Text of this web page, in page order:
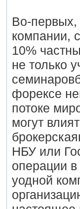
Во-первых,
компании,
10%
не только
форексе
потоке
могут
НБУ или
операции
уодной